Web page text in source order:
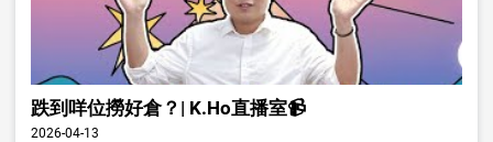
跌到咩位撈好倉？| K.Ho直播室📹
2026-04-13